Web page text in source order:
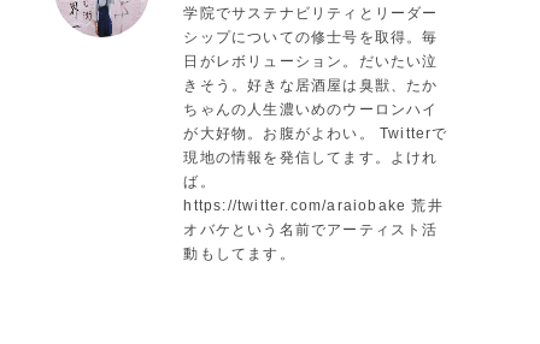
学院でサステナビリティとリーダー
シップについての修士号を取得。毎
日がレボリューション。だいたい泣
きそう。好きな居酒屋は臭獣、たか
ちゃんの人生濃いめのウーロンハイ
が大好物。お腹がよわい。 Twitterで
現地の情報を発信してます。よけれ
ば。
https://twitter.com/araiobake 荒井
オバケという名前でアーティスト活
動もしてます。